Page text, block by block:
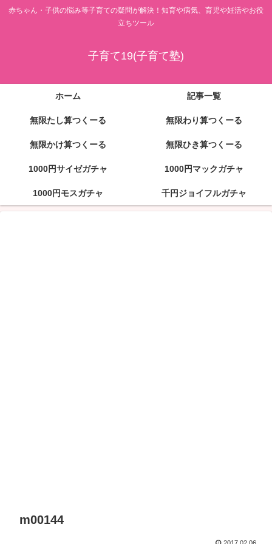
赤ちゃん・子供の悩み等子育ての疑問が解決！知育や病気、育児や妊活やお役
立ちツール
子育て19(子育て塾)
ホーム 記事一覧
無限たし算つくーる 無限わり算つくーる
無限かけ算つくーる 無限ひき算つくーる
1000円サイゼガチャ 1000円マックガチャ
1000円モスガチャ 千円ジョイフルガチャ
m00144